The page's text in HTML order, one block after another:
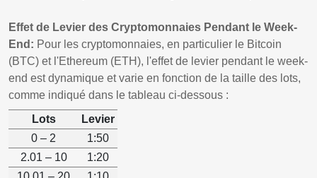
Effet de Levier des Cryptomonnaies Pendant le Week-
End: Pour les cryptomonnaies, en particulier le Bitcoin
(BTC) et l'Ethereum (ETH), l'effet de levier pendant le week-
end est dynamique et varie en fonction de la taille des lots,
comme indiqué dans le tableau ci-dessous :
Lots
Levier
0 – 2
1:50
2.01 – 10
1:20